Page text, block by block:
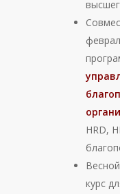
HRD,
курс